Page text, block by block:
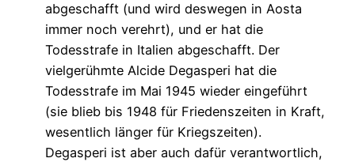
abgeschafft (und wird deswegen in Aosta
immer noch verehrt), und er hat die
Todesstrafe in Italien abgeschafft. Der
vielgerühmte Alcide Degasperi hat die
Todesstrafe im Mai 1945 wieder eingeführt
(sie blieb bis 1948 für Friedenszeiten in Kraft,
wesentlich länger für Kriegszeiten).
Degasperi ist aber auch dafür verantwortlich,